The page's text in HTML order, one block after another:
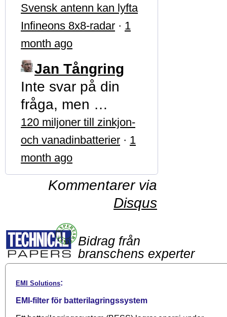
Svensk antenn kan lyfta
Infineons 8x8-radar · 1
month ago
Jan Tångring
Inte svar på din
fråga, men …
120 miljoner till zinkjon-
och vanadinbatterier · 1
month ago
Kommentarer via
Disqus
Bidrag från
branschens experter
EMI Solutions:
EMI-filter för batterilagringssystem